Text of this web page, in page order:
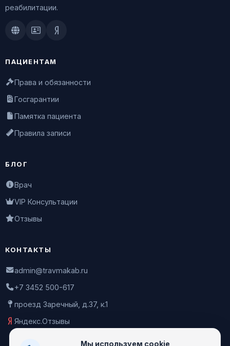
реабилитации.
Doctu.ruПроДокторов
Яндекс.Здоровье
ПАЦИЕНТАМ
Права и обязанности
Госгарантии
Памятка пациента
Правила записи
БЛОГ
Врач
VIP Консультации
Отзывы
КОНТАКТЫ
admin@travmakab.ru
+7 3452 500-617
проезд Заречный, д.37, к.1
Яндекс.Отзывы
Мы используем cookie